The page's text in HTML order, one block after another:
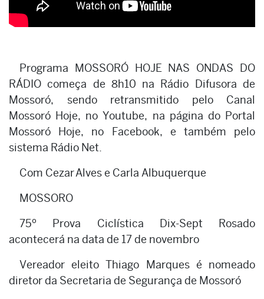
Programa MOSSORÓ HOJE NAS ONDAS DO
RÁDIO começa de 8h10 na Rádio Difusora de
Mossoró, sendo retransmitido pelo Canal
Mossoró Hoje, no Youtube, na página do Portal
Mossoró Hoje, no Facebook, e também pelo
sistema Rádio Net.
Com Cezar Alves e Carla Albuquerque
MOSSORO
75º Prova Ciclística Dix-Sept Rosado
acontecerá na data de 17 de novembro
Vereador eleito Thiago Marques é nomeado
diretor da Secretaria de Segurança de Mossoró